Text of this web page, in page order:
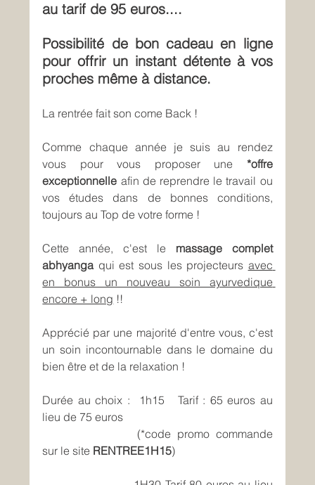
au tarif de 95 euros....
Possibilité de bon cadeau en ligne
pour offrir un instant détente à vos
proches même à distance.
La rentrée fait son come Back !
Comme chaque année je suis au rendez
vous pour vous proposer une *offre
exceptionnelle afin de reprendre le travail ou
vos études dans de bonnes conditions,
toujours au Top de votre forme !
Cette année, c'est le massage complet
abhyanga qui est sous les projecteurs avec
en bonus un nouveau soin ayurvedique
encore + long !!
Apprécié par une majorité d'entre vous, c'est
un soin incontournable dans le domaine du
bien être et de la relaxation !
Durée au choix :  1h15   Tarif : 65 euros au
lieu de 75 euros
sur le site RENTREE1H15)